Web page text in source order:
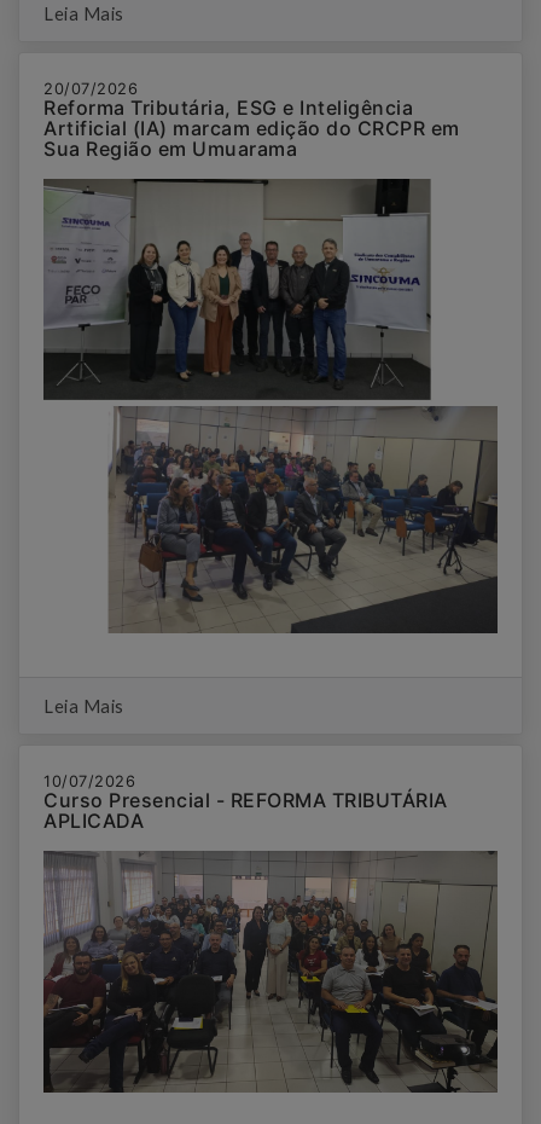
Leia Mais
20/07/2026
Reforma Tributária, ESG e Inteligência
Artificial (IA) marcam edição do CRCPR em
Sua Região em Umuarama
Leia Mais
10/07/2026
Curso Presencial - REFORMA TRIBUTÁRIA
APLICADA